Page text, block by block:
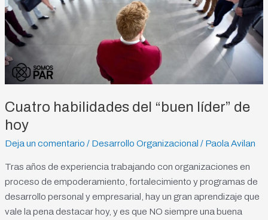
Cuatro habilidades del “buen líder” de
hoy
Deja un comentario / Desarrollo Organizacional / Paola Avilan
Tras años de experiencia trabajando con organizaciones en
proceso de empoderamiento, fortalecimiento y programas de
desarrollo personal y empresarial, hay un gran aprendizaje que
vale la pena destacar hoy, y es que NO siempre una buena
hoy